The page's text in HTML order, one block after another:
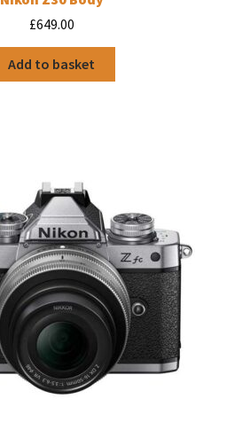
£649.00
Add to basket